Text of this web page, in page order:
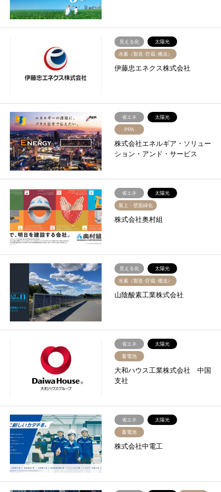
見える化 太陽光
水素（製造･貯蔵･搬送）
伊藤忠エネクス株式会社
省エネ 太陽光
PPA
株式会社エネルギア・ソリュー
ション・アンド・サービス
省エネ 太陽光
屋上・壁面緑化
株式会社奥村組
見える化 太陽光
水素（製造･貯蔵･搬送）
山陰酸素工業株式会社
省エネ 太陽光
蓄電池
大和ハウス工業株式会社 中国
支社
省エネ 太陽光
蓄電池
株式会社中電工